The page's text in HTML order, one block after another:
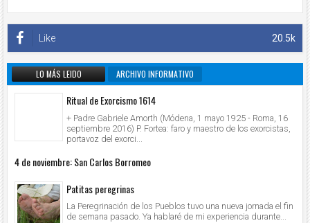
20.5k
Like
LO MÁS LEIDO ARCHIVO INFORMATIVO
Ritual de Exorcismo 1614
+ Padre Gabriele Amorth (Módena, 1 mayo 1925 - Roma, 16
septiembre 2016) P. Fortea: faro y maestro de los exorcistas,
portavoz del exorci...
4 de noviembre: San Carlos Borromeo
Patitas peregrinas
La Peregrinación de los Pueblos tuvo una nueva jornada el fin
de semana pasado. Ya hablaré de mi experiencia durante...